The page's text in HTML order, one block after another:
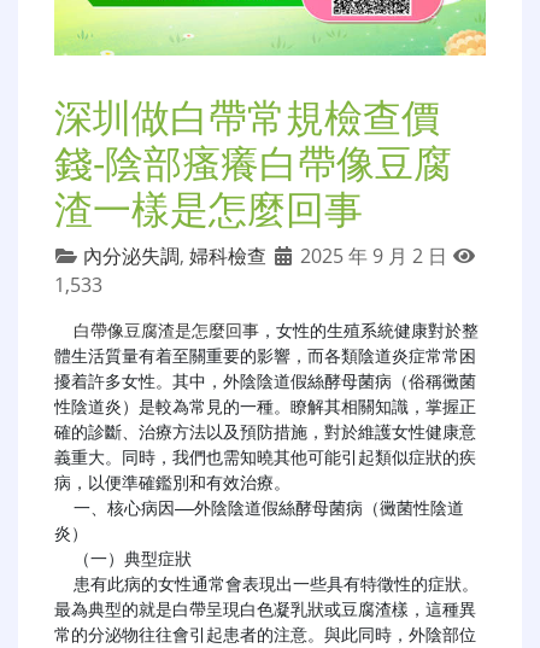
深圳做白帶常規檢查價
錢-陰部瘙癢白帶像豆腐
渣一樣是怎麼回事
內分泌失調, 婦科檢查
2025 年 9 月 2 日
1,533
白帶像豆腐渣是怎麼回事 ，女性的生殖系統健康對於整
體生活質量有着至關重要的影響，而各類陰道炎症常常困
擾着許多女性。其中，外陰陰道假絲酵母菌病（俗稱黴菌
性陰道炎）是較為常見的一種。瞭解其相關知識，掌握正
確的診斷、治療方法以及預防措施，對於維護女性健康意
義重大。同時，我們也需知曉其他可能引起類似症狀的疾
病，以便準確鑑別和有效治療。
炎）
最為典型的就是白帶呈現白色凝乳狀或豆腐渣樣，這種異
常的分泌物往往會引起患者的注意。與此同時，外陰部位